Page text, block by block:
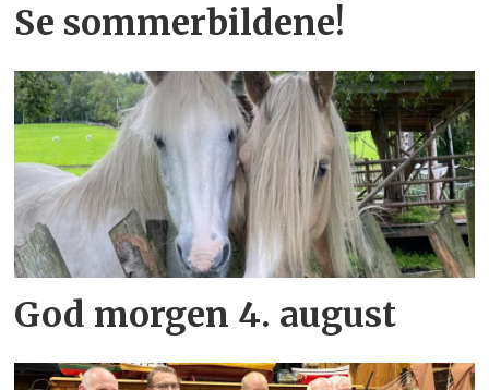
Se sommerbildene!
God morgen 4. august